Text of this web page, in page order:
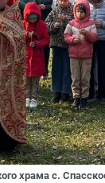
храма с.